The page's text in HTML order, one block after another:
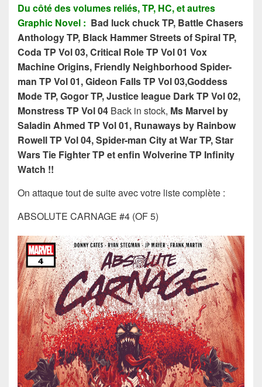
Du côté des volumes reliés, TP, HC, et autres
Graphic Novel : Bad luck chuck TP, Battle Chasers
Anthology TP, Black Hammer Streets of Spiral TP,
Coda TP Vol 03, Critical Role TP Vol 01 Vox
Machine Origins, Friendly Neighborhood Spider-
man TP Vol 01, Gideon Falls TP Vol 03,Goddess
Mode TP, Gogor TP, Justice league Dark TP Vol 02,
Monstress TP Vol 04 Back in stock, Ms Marvel by
Saladin Ahmed TP Vol 01, Runaways by Rainbow
Rowell TP Vol 04, Spider-man City at War TP, Star
Wars Tie Fighter TP et enfin Wolverine TP Infinity
Watch !!
On attaque tout de suite avec votre liste complète :
ABSOLUTE CARNAGE #4 (OF 5)